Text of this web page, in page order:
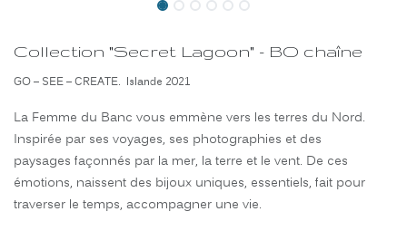
Collection "Secret Lagoon" - BO chaîne
GO – SEE – CREATE. Islande 2021
La Femme du Banc vous emmène vers les terres du Nord.
Inspirée par ses voyages, ses photographies et des
paysages façonnés par la mer, la terre et le vent. De ces
émotions, naissent des bijoux uniques, essentiels, fait pour
traverser le temps, accompagner une vie.